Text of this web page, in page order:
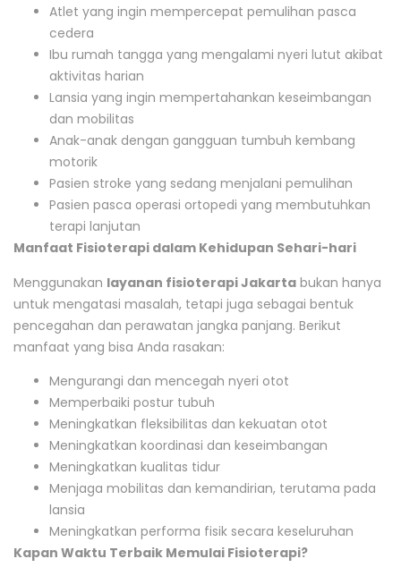
Atlet yang ingin mempercepat pemulihan pasca
cedera
Ibu rumah tangga yang mengalami nyeri lutut akibat
aktivitas harian
Lansia yang ingin mempertahankan keseimbangan
dan mobilitas
Anak-anak dengan gangguan tumbuh kembang
motorik
Pasien stroke yang sedang menjalani pemulihan
Pasien pasca operasi ortopedi yang membutuhkan
terapi lanjutan
Manfaat Fisioterapi dalam Kehidupan Sehari-hari
Menggunakan layanan fisioterapi Jakarta bukan hanya
untuk mengatasi masalah, tetapi juga sebagai bentuk
pencegahan dan perawatan jangka panjang. Berikut
manfaat yang bisa Anda rasakan:
Mengurangi dan mencegah nyeri otot
Memperbaiki postur tubuh
Meningkatkan fleksibilitas dan kekuatan otot
Meningkatkan koordinasi dan keseimbangan
Meningkatkan kualitas tidur
Menjaga mobilitas dan kemandirian, terutama pada
lansia
Meningkatkan performa fisik secara keseluruhan
Kapan Waktu Terbaik Memulai Fisioterapi?